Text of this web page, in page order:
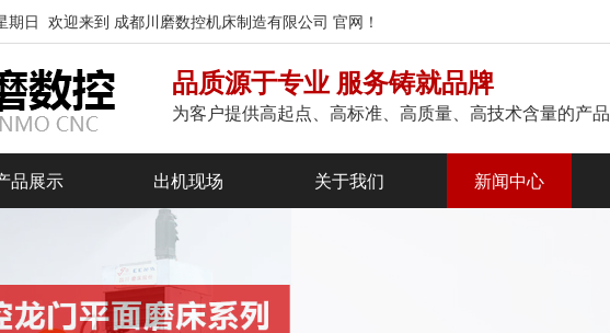
日 欢迎来到 成都川磨数控机床制造有限公司 官网！
品质源于专业 服务铸就品牌
为客户提供高起点、高标准、高质量、高技术含量的产品
品展示 出机现场 关于我们 新闻中心